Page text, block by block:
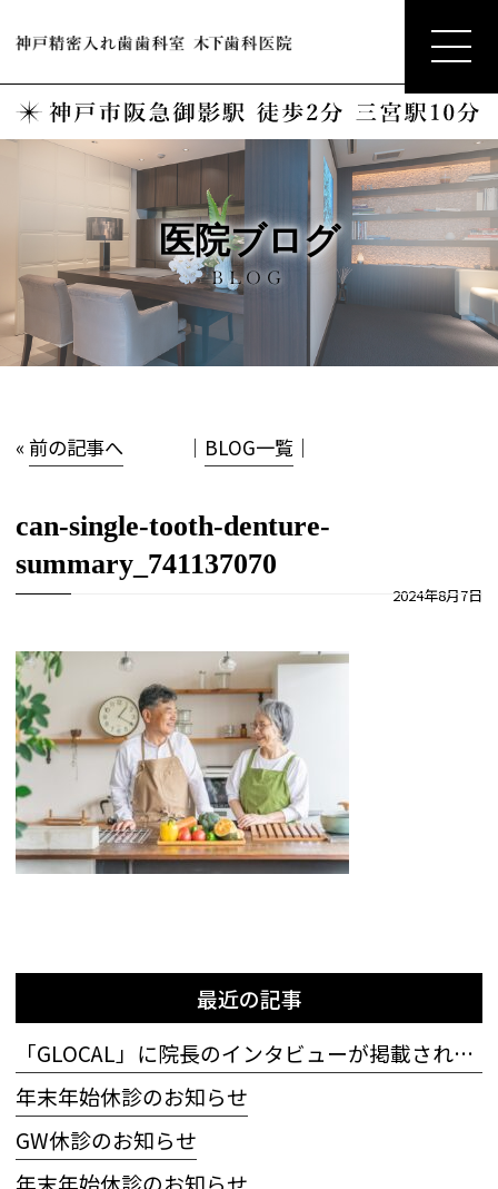
医院ブログ
BLOG
«前の記事へ │ BLOG一覧 │
can-single-tooth-denture-
summary_741137070
2024年8月7日
最近の記事
「GLOCAL」に院長のインタビューが掲載されました
年末年始休診のお知らせ
GW休診のお知らせ